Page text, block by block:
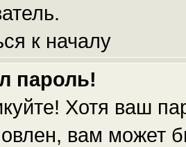
к началу
пароль!
Хотя ваш
вам может